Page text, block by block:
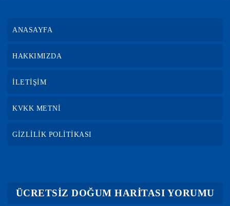
ANASAYFA
HAKKIMIZDA
İLETİŞİM
KVKK METNİ
GİZLİLİK POLİTİKASI
ÜCRETSİZ DOĞUM HARİTASI YORUMU